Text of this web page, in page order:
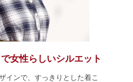
女性らしいシルエット
インで、すっきりとした着こ